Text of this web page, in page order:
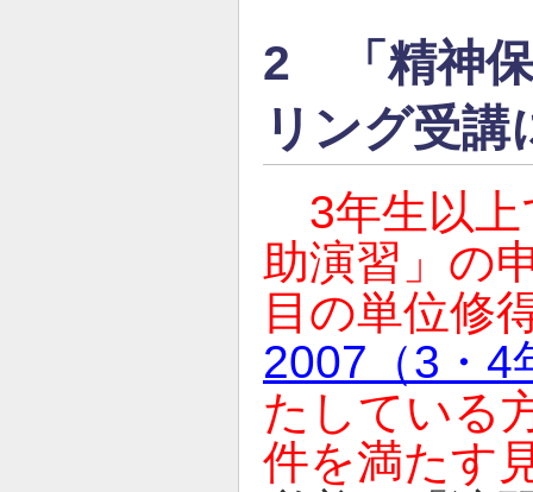
2 「精神保
リング受講
3年生以
助演習」の
目の単位修
2007（3・4
たしている
件を満たす